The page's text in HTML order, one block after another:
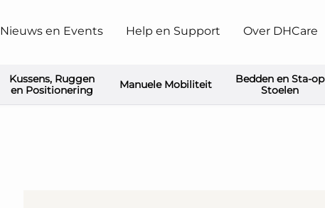
Kussens, Ruggen
en Positionering
Manuele Mobiliteit
Bedden en Sta-op
Stoelen
Nieuws en Events Help en Support Over DHCare